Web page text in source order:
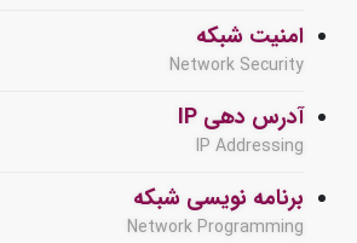
امنیت شبکه
Network Security
آدرس دهی IP
IP Addressing
برنامه نویسی شبکه
Network Programming